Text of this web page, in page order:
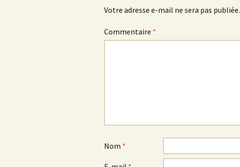
Votre adresse e-mail ne sera pas publiée.
Commentaire *
Nom *